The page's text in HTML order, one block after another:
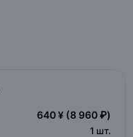
640 ¥ (8 960 ₽)
1 шт.